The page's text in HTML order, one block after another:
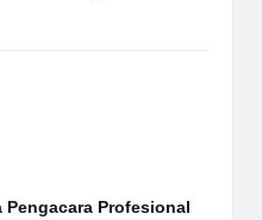
Profesional